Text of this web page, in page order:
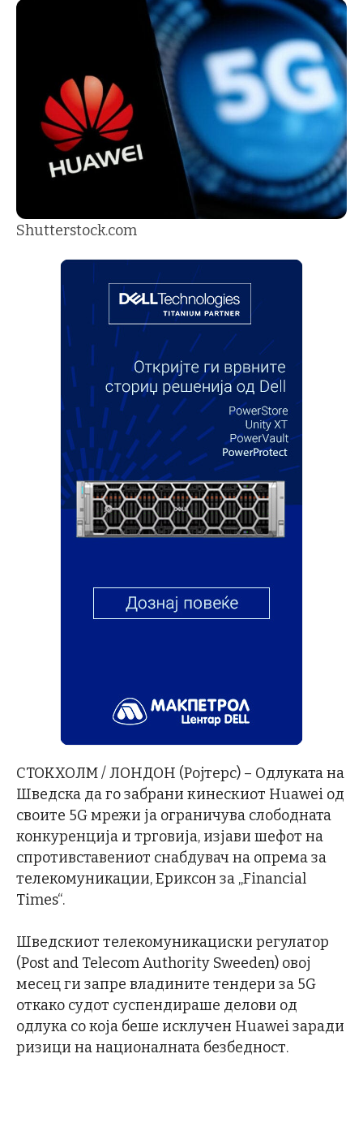
Shutterstock.com
СТОКХОЛМ / ЛОНДОН (Ројтерс) – Одлуката на
Шведска да го забрани кинескиот Huawei од
своите 5G мрежи ја ограничува слободната
конкуренција и трговија, изјави шефот на
спротивставениот снабдувач на опрема за
телекомуникации, Ериксон за „Financial
Times“.
Шведскиот телекомуникациски регулатор
(Post and Telecom Authority Sweeden) овој
месец ги запре владините тендери за 5G
откако судот суспендираше делови од
одлука со која беше исклучен Huawei заради
ризици на националната безбедност.